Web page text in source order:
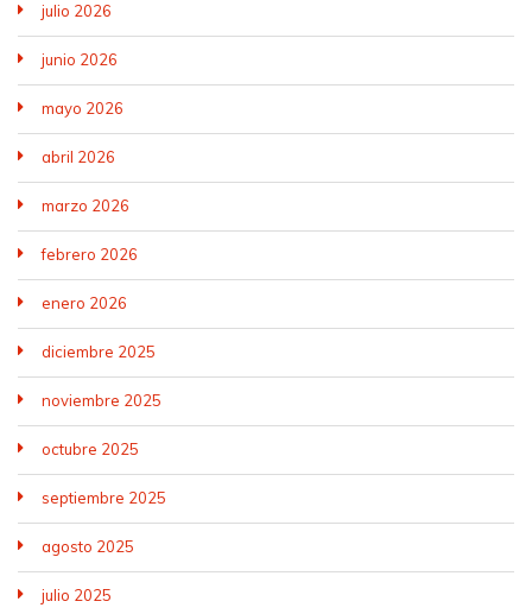
julio 2026
junio 2026
mayo 2026
abril 2026
marzo 2026
febrero 2026
enero 2026
diciembre 2025
noviembre 2025
octubre 2025
septiembre 2025
agosto 2025
julio 2025